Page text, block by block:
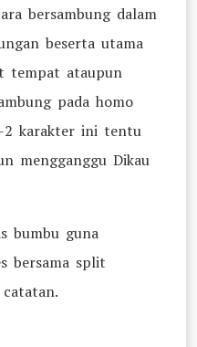
bersambung dalam
beserta utama
tempat ataupun
pada homo
2 karakter ini tentu
mengganggu Dikau
bumbu guna
bersama split